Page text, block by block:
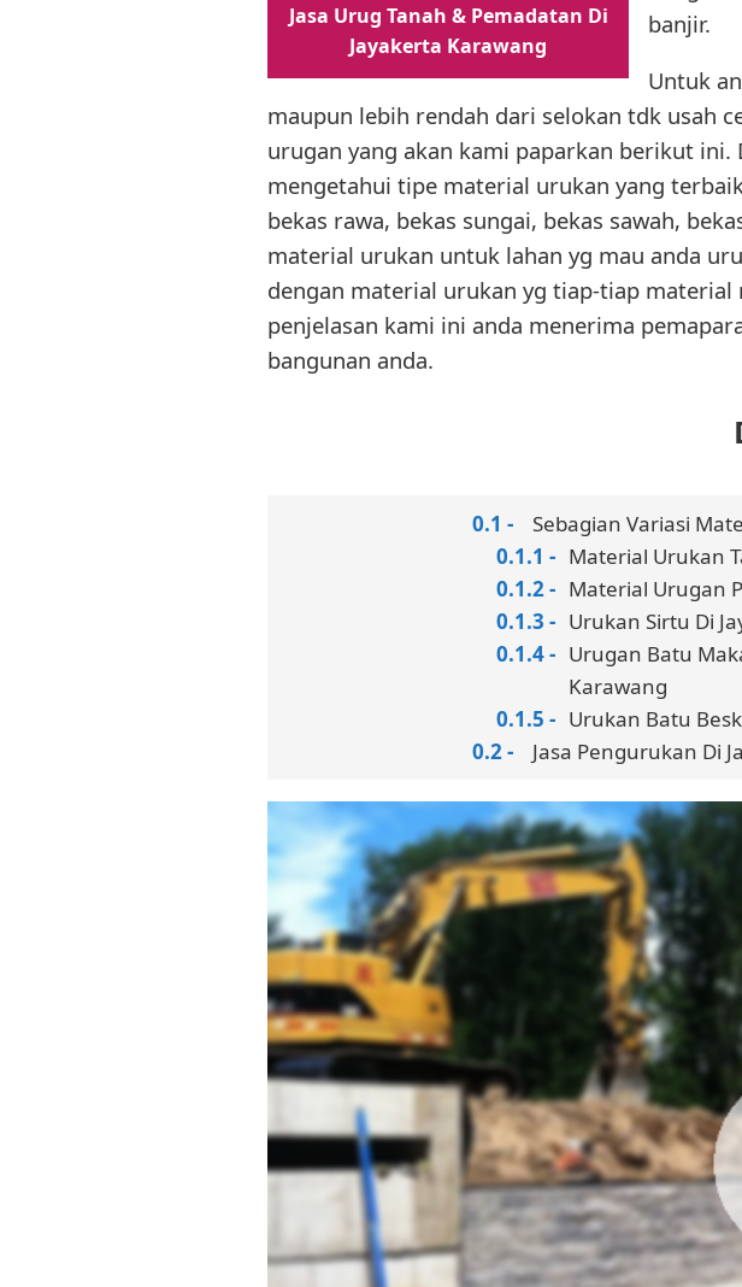
Jasa Urug Tanah & Pemadatan Di
Jayakerta Karawang
banjir.
Untuk
maupun lebih rendah dari selokan tdk usah
urugan yang akan kami paparkan berikut ini.
mengetahui tipe material urukan yang
bekas rawa, bekas sungai, bekas sawah,
material urukan untuk lahan yg mau anda
dengan material urukan yg tiap-tiap
penjelasan kami ini anda menerima
bangunan anda.
Sebagian Variasi
Material Urukan
Material Urugan
Urukan Sirtu Di
Urugan Batu
Karawang
Urukan Batu
Jasa Pengurukan Di